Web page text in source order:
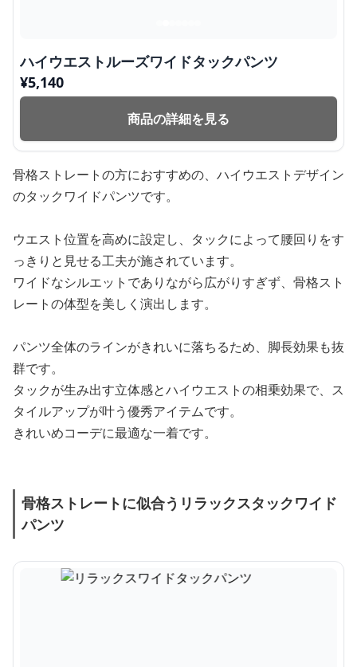
ハイウエストルーズワイドタックパンツ
¥5,140
商品の詳細を見る
骨格ストレートの方におすすめの、ハイウエストデザイン
のタックワイドパンツです。
ウエスト位置を高めに設定し、タックによって腰回りをす
っきりと見せる工夫が施されています。
ワイドなシルエットでありながら広がりすぎず、骨格スト
レートの体型を美しく演出します。
パンツ全体のラインがきれいに落ちるため、脚長効果も抜
群です。
タックが生み出す立体感とハイウエストの相乗効果で、ス
タイルアップが叶う優秀アイテムです。
きれいめコーデに最適な一着です。
骨格ストレートに似合うリラックスタックワイド
パンツ